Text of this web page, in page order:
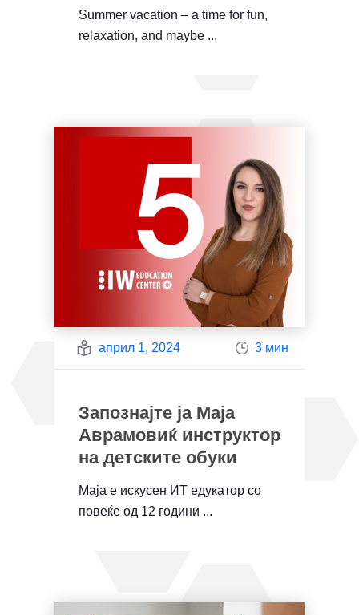
Summer vacation – a time for fun,
relaxation, and maybe ...
април 1, 2024 3 мин
Запознајте ја Маја
Аврамовиќ инструктор
на детските обуки
Маја е искусен ИТ едукатор со
повеќе од 12 години ...